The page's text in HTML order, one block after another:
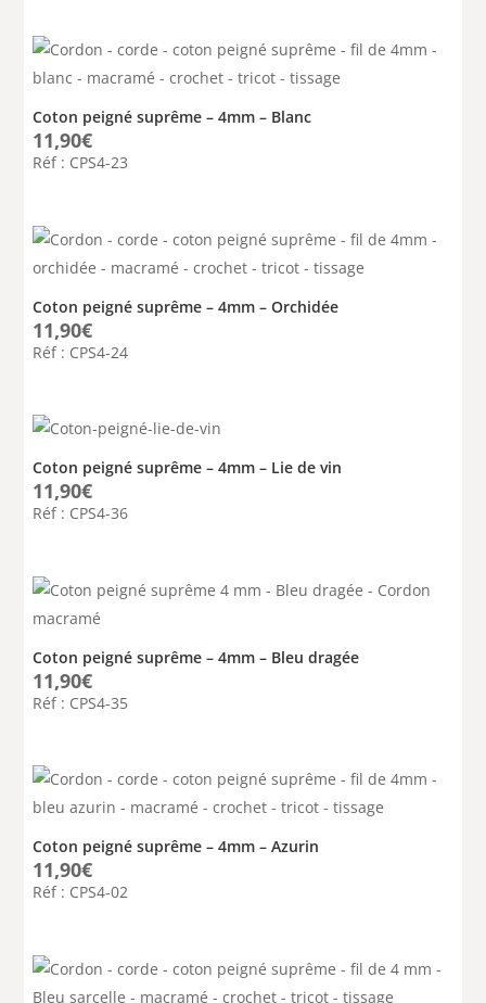
Coton peigné suprême – 4mm – Blanc
11,90€
Réf : CPS4-23
Coton peigné suprême – 4mm – Orchidée
11,90€
Réf : CPS4-24
Coton peigné suprême – 4mm – Lie de vin
11,90€
Réf : CPS4-36
Coton peigné suprême – 4mm – Bleu dragée
11,90€
Réf : CPS4-35
Coton peigné suprême – 4mm – Azurin
11,90€
Réf : CPS4-02